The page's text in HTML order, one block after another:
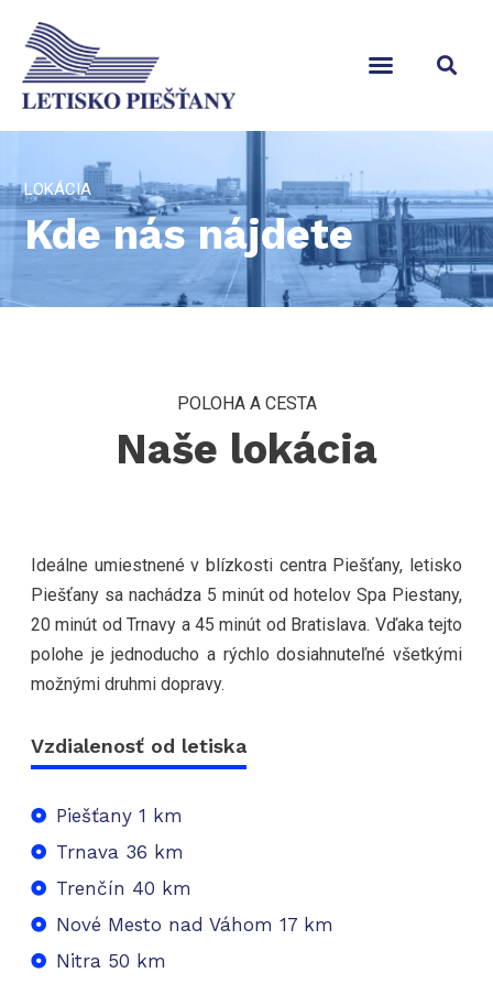
LOKÁCIA
Kde nás nájdete
POLOHA A CESTA
Naše lokácia
Ideálne umiestnené v blízkosti centra Piešťany, letisko
Piešťany sa nachádza 5 minút od hotelov Spa Piestany,
20 minút od Trnavy a 45 minút od Bratislava. Vďaka tejto
polohe je jednoducho a rýchlo dosiahnuteľné všetkými
možnými druhmi dopravy.
Vzdialenosť od letiska
Piešťany 1 km
Trnava 36 km
Trenčín 40 km
Nové Mesto nad Váhom 17 km
Nitra 50 km